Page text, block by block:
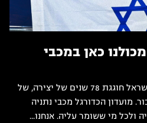
כאן במכבי
78 שנים של עצמאות מדינת ישראל חוגגת 78 שנים של יצירה, של
מועדון הכדורגל מכבי נתניה
ולכל מי ששומר עליה. אנחנו...